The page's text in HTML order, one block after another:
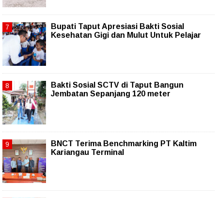
Bupati Taput Apresiasi Bakti Sosial
Kesehatan Gigi dan Mulut Untuk Pelajar
Bakti Sosial SCTV di Taput Bangun
Jembatan Sepanjang 120 meter
BNCT Terima Benchmarking PT Kaltim
Kariangau Terminal